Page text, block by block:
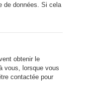
de données. Si cela
obtenir le
vous, lorsque vous
contactée pour